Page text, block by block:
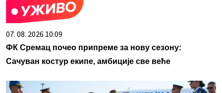
07. 08. 2026 10:09
ФК Сремац почео припреме за нову сезону:
Сачуван костур екипе, амбиције све веће